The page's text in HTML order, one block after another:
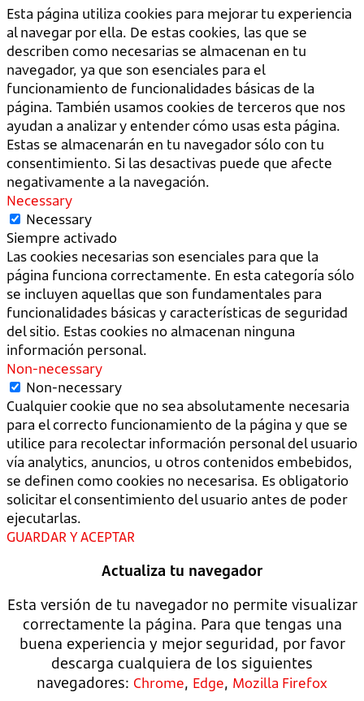
Esta página utiliza cookies para mejorar tu experiencia
al navegar por ella. De estas cookies, las que se
describen como necesarias se almacenan en tu
navegador, ya que son esenciales para el
funcionamiento de funcionalidades básicas de la
página. También usamos cookies de terceros que nos
ayudan a analizar y entender cómo usas esta página.
Estas se almacenarán en tu navegador sólo con tu
consentimiento. Si las desactivas puede que afecte
negativamente a la navegación.
Necessary
Necessary
Siempre activado
Las cookies necesarias son esenciales para que la
página funciona correctamente. En esta categoría sólo
se incluyen aquellas que son fundamentales para
funcionalidades básicas y características de seguridad
del sitio. Estas cookies no almacenan ninguna
información personal.
Non-necessary
Non-necessary
Cualquier cookie que no sea absolutamente necesaria
para el correcto funcionamiento de la página y que se
utilice para recolectar información personal del usuario
vía analytics, anuncios, u otros contenidos embebidos,
se definen como cookies no necesarisa. Es obligatorio
solicitar el consentimiento del usuario antes de poder
ejecutarlas.
GUARDAR Y ACEPTAR
Actualiza tu navegador
Esta versión de tu navegador no permite visualizar
correctamente la página. Para que tengas una
buena experiencia y mejor seguridad, por favor
descarga cualquiera de los siguientes
navegadores: Chrome, Edge, Mozilla Firefox